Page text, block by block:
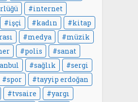
internet
işçi kadın
kitap
medya
müzik
polis
sanat
sağlık
sergi
spor
tayyip erdoğan
tvsaire
yargı